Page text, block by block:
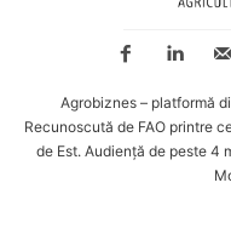
Agrobiznes – platformă
Recunoscută de FAO printre
de Est. Audiență de peste 4